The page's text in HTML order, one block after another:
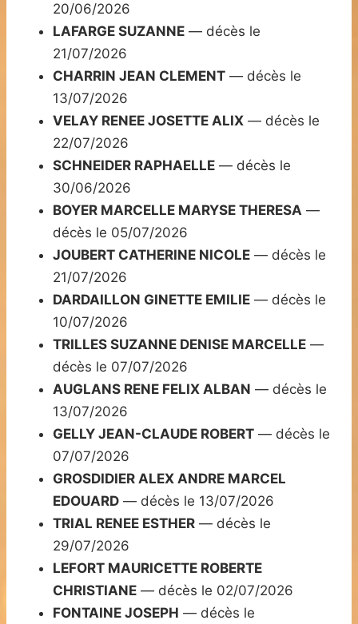
20/06/2026
LAFARGE SUZANNE — décès le
21/07/2026
CHARRIN JEAN CLEMENT — décès le
13/07/2026
VELAY RENEE JOSETTE ALIX — décès le
22/07/2026
SCHNEIDER RAPHAELLE — décès le
30/06/2026
BOYER MARCELLE MARYSE THERESA —
décès le 05/07/2026
JOUBERT CATHERINE NICOLE — décès le
21/07/2026
DARDAILLON GINETTE EMILIE — décès le
10/07/2026
TRILLES SUZANNE DENISE MARCELLE —
décès le 07/07/2026
AUGLANS RENE FELIX ALBAN — décès le
13/07/2026
GELLY JEAN-CLAUDE ROBERT — décès le
07/07/2026
GROSDIDIER ALEX ANDRE MARCEL
EDOUARD — décès le 13/07/2026
TRIAL RENEE ESTHER — décès le
29/07/2026
LEFORT MAURICETTE ROBERTE
CHRISTIANE — décès le 02/07/2026
FONTAINE JOSEPH — décès le